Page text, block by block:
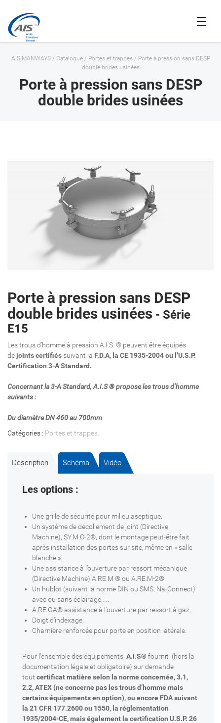
AIS MANWAYS/ Catalogue/ Portes et trappes/ Porte à pression sans DESP
double brides usinées
Porte à pression sans DESP
double brides usinées
Porte à pression sans DESP
double brides usinées - Série
E15
Les trous d’homme à pression A.I.S. ® peuvent être équipés
de joints certifiéssuivant la F.D.A, la CE 1935-2004 ou l’U.S.P.
Certification 3-A Standard.
Concernant la 3-A Standard, A.I.S ® propose les trous d’homme
suivants :
Du diamètre DN 460 au 700mm
Catégories : Portes et trappes
Description Schéma Vidéo
Les options :
Une grille de sécurité pour milieu aseptique.
Un système de décollement de joint (Directive
Machine), SY.M.O-2®, dont le montage peut-être fait
après installation des portes sur site, même en « salle
blanche ».
Une assistance à l’ouverture par ressort mécanique
(Directive Machine) A.RE.M ® ou A.RE.M-2®
Un hublot (suivant la norme DIN ou SMS, Na-Connect)
avec ou sans éclairage,…
A.RE.GA® assistance à l'ouverture par ressort à gaz,
Doigt d'indexage,
Charnière renforcée pour porte en position latérale.
Pour l’ensemble des équipements, A.I.S®fournit (hors la
documentation légale et obligatoire) sur demande
tout certificat matière selon la norme concernée, 3.1,
2.2, ATEX (ne concerne pas les trous d’homme mais
certains équipements en option), ou encore FDA suivant
la 21 CFR 177.2600 ou 1550, la réglementation
1935/2004-CE, mais également la certification U.S.P. 26